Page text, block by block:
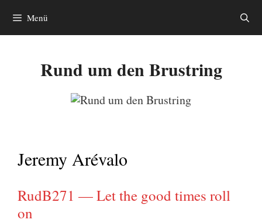
Inhalt
springen
Menü
Rund um den Brustring
Jeremy Arévalo
RudB271 — Let the good times roll
on